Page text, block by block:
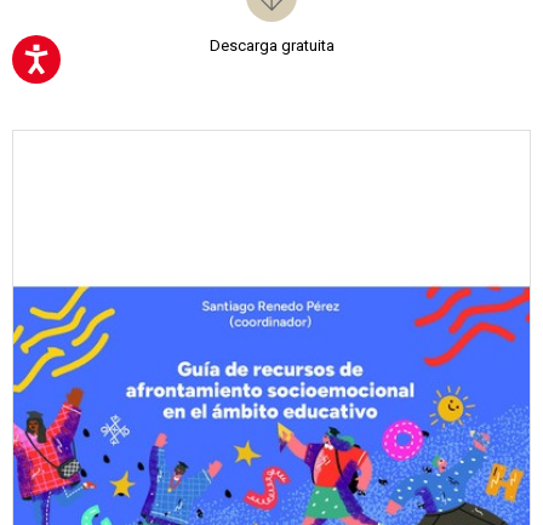
Descarga gratuita